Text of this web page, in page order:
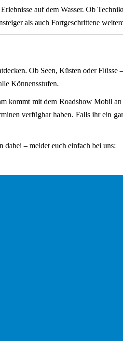
auf dem Wasser. Ob
als auch Fortgeschrittene
Ob Seen, Küsten oder Flüsse
Könnensstufen.
kommt mit dem Roadshow Mobil
verfügbar haben. Falls ihr ein
dabei – meldet euch einfach bei uns: